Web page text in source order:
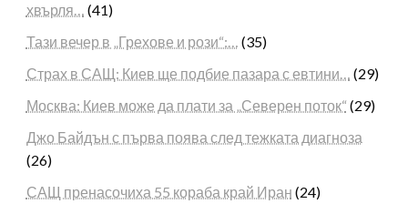
хвърля… (41)
Тази вечер в „Грехове и рози“:… (35)
Страх в САЩ: Киев ще подбие пазара с евтини… (29)
Москва: Киев може да плати за „Северен поток“ (29)
Джо Байдън с първа поява след тежката диагноза
(26)
САЩ пренасочиха 55 кораба край Иран (24)